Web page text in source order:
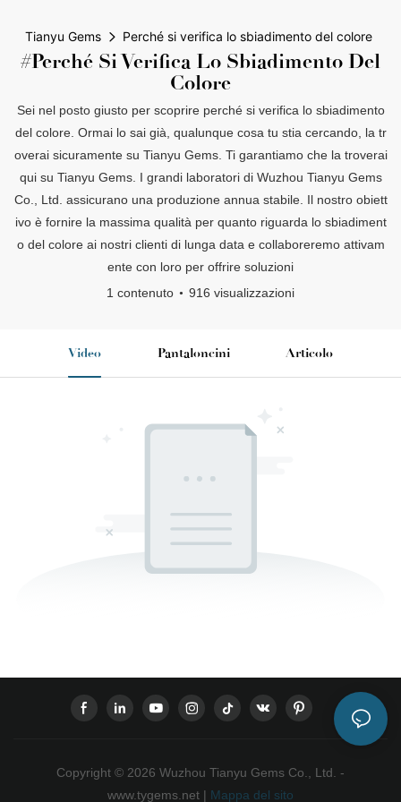
Tianyu Gems Perché si verifica lo sbiadimento del colore
#Perché Si Verifica Lo Sbiadimento Del
Colore
Sei nel posto giusto per scoprire perché si verifica lo sbiadimento
del colore. Ormai lo sai già, qualunque cosa tu stia cercando, la tr
overai sicuramente su Tianyu Gems. Ti garantiamo che la troverai
qui su Tianyu Gems. I grandi laboratori di Wuzhou Tianyu Gems
Co., Ltd. assicurano una produzione annua stabile. Il nostro obiett
ivo è fornire la massima qualità per quanto riguarda lo sbiadiment
o del colore ai nostri clienti di lunga data e collaboreremo attivam
ente con loro per offrire soluzioni
1 contenuto
916 visualizzazioni
Video Pantaloncini Articolo
Copyright © 2026 Wuzhou Tianyu Gems Co., Ltd. -
www.tygems.net | Mappa del sito